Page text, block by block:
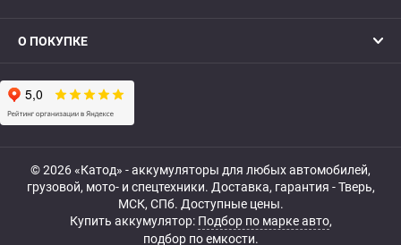
О ПОКУПКЕ
© 2026 «Катод» - аккумуляторы для любых автомобилей,
грузовой, мото- и спецтехники. Доставка, гарантия - Тверь,
МСК, СПб. Доступные цены.
Купить аккумулятор: Подбор по марке авто,
подбор по емкости.